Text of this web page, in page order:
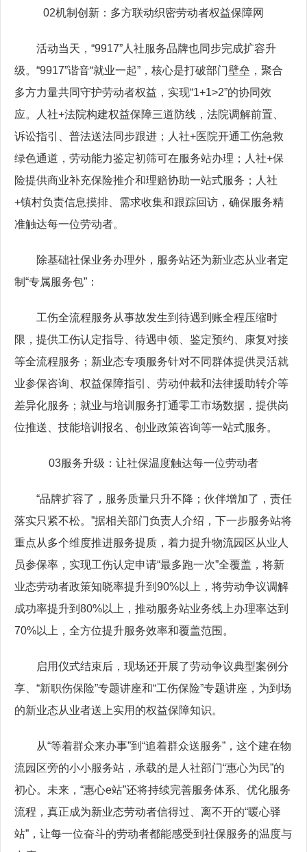
02机制创新：多方联动织密劳动者权益保障网
活动当天，“9917”人社服务品牌也同步完成扩容升
级。“9917”谐音“就业一起”，核心是打破部门壁垒，聚合
多方力量共同守护劳动者权益，实现“1+1>2”的协同效
应。人社+法院构建权益保障三道防线，法院调解前置、
诉讼指引、普法送法同步跟进；人社+医院开通工伤急救
绿色通道，劳动能力鉴定初筛可在服务站办理；人社+保
险提供商业补充保险推介和理赔协助一站式服务；人社
+镇村负责信息摸排、需求收集和跟踪回访，确保服务精
准触达每一位劳动者。
除基础社保业务办理外，服务站还为新业态从业者定
制“专属服务包”：
工伤全流程服务从事故发生到待遇到账全程压缩时
限，提供工伤认定指导、待遇申领、鉴定预约、康复对接
等全流程服务；新业态专项服务针对不同群体提供灵活就
业参保咨询、权益保障指引、劳动仲裁和法律援助转介等
差异化服务；就业与培训服务打通零工市场数据，提供岗
位推送、技能培训报名、创业政策咨询等一站式服务。
03服务升级：让社保温度触达每一位劳动者
“品牌扩容了，服务质量只升不降；伙伴增加了，责任
落实只紧不松。”据相关部门负责人介绍，下一步服务站将
重点从多个维度推进服务提质，着力提升物流园区从业人
员参保率，实现工伤认定申请“最多跑一次”全覆盖，将新
业态劳动者政策知晓率提升到90%以上，将劳动争议调解
成功率提升到80%以上，推动服务站业务线上办理率达到
70%以上，全方位提升服务效率和覆盖范围。
启用仪式结束后，现场还开展了劳动争议典型案例分
享、“新职伤保险”专题讲座和“工伤保险”专题讲座，为到场
的新业态从业者送上实用的权益保障知识。
从“等着群众来办事”到“追着群众送服务”，这个建在物
流园区旁的小小服务站，承载的是人社部门“惠心为民”的
初心。未来，“惠心e站”还将持续完善服务体系、优化服务
流程，真正成为新业态劳动者信得过、离不开的“暖心驿
站”，让每一位奋斗的劳动者都能感受到社保服务的温度与